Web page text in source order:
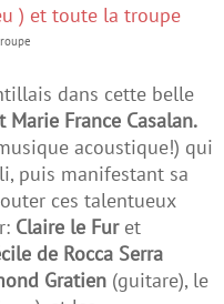
dans cette belle
Marie France Casalan.
acoustique!) qui
puis manifestant sa
ces talentueux
Claire le Furet
de Rocca Serra
Gratien (guitare), le